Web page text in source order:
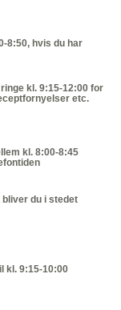
8:50, hvis du har
kl. 9:15-12:00 for
etc.
kl. 8:00-8:45
du i stedet
kl. 9:15-10:00